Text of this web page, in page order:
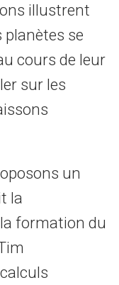
illustrent
se
cours de leur
sur les
un
la
formation du